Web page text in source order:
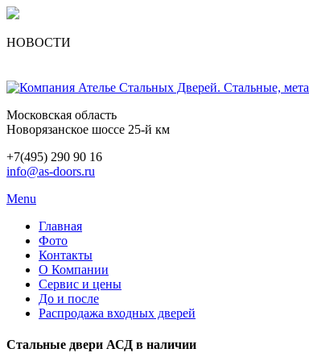
НОВОСТИ
Московская область
Новорязанское шоссе 25-й км
+7(495) 290 90 16
info@as-doors.ru
Menu
Главная
Фото
Контакты
О Компании
Сервис и цены
До и после
Распродажа входных дверей
Стальные двери АСД в наличии